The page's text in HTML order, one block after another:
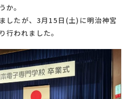
か。
したが、3月15日(土)に明治神宮
行われました。